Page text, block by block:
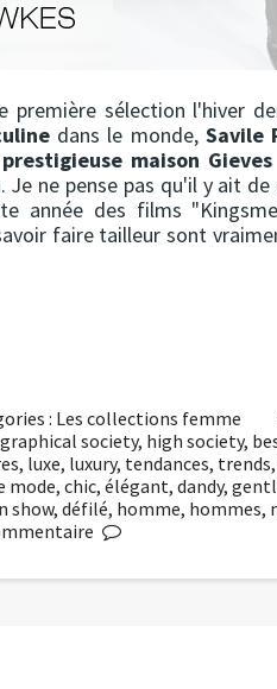
première sélection l'hiver
dans le monde, Savile
prestigieuse maison
. Je ne pense pas qu'il y ait
année des films
faire tailleur sont
: Les collections femme
society, high society,
, luxe, luxury, tendances, trends,
mode, chic, élégant, dandy,
show, défilé, homme, hommes,